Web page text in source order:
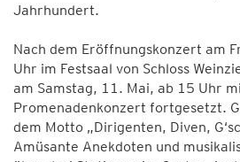
Jahrhundert.
Nach dem Eröffnungskonzert am
Uhr im Festsaal von Schloss
am Samstag, 11. Mai, ab 15 Uhr
Promenadenkonzert fortgesetzt.
dem Motto „Dirigenten, Diven,
Amüsante Anekdoten und